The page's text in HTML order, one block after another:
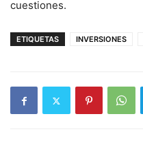
cuestiones.
ETIQUETAS INVERSIONES